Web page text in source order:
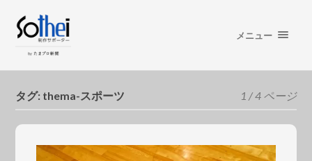
メニュー
タグ: thema-スポーツ 1 / 4 ページ